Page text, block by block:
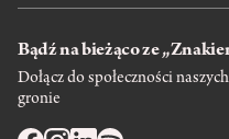
Bądź na bieżąco ze
Dołącz do społeczności
gronie